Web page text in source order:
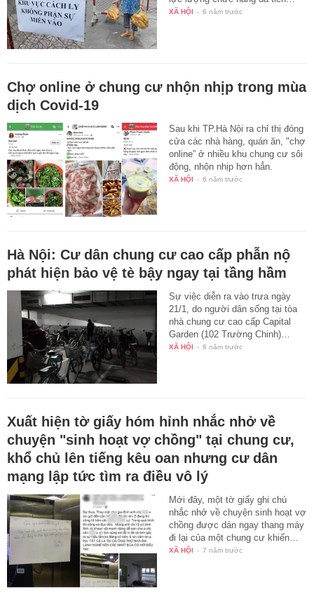
XÃ HỘI - 6 năm trước
Chợ online ở chung cư nhộn nhịp trong mùa
dịch Covid-19
Sau khi TP.Hà Nội ra chỉ thị đóng
cửa các nhà hàng, quán ăn, "chợ
online” ở nhiều khu chung cư sôi
động, nhộn nhịp hơn hẳn.
XÃ HỘI - 6 năm trước
Hà Nội: Cư dân chung cư cao cấp phẫn nộ
phát hiện bảo vệ tè bậy ngay tại tầng hầm
Sự việc diễn ra vào trưa ngày
21/1, do người dân sống tại tòa
nhà chung cư cao cấp Capital
Garden (102 Trường Chinh)…
XÃ HỘI - 6 năm trước
Xuất hiện tờ giấy hóm hỉnh nhắc nhở về
chuyện "sinh hoạt vợ chồng" tại chung cư,
khổ chủ lên tiếng kêu oan nhưng cư dân
mạng lập tức tìm ra điều vô lý
Mới đây, một tờ giấy ghi chú
nhắc nhở về chuyện sinh hoạt vợ
chồng được dán ngay thang máy
đi lại của một chung cư khiến…
XÃ HỘI - 7 năm trước